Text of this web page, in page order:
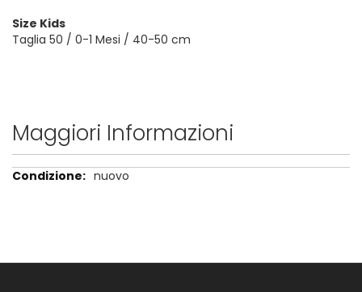
Size Kids
Taglia 50 / 0-1 Mesi / 40-50 cm
Maggiori Informazioni
Maggiori
nuovo